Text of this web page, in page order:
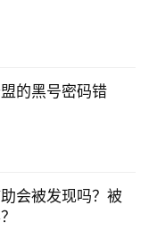
的黑号密码错
会被发现吗？被